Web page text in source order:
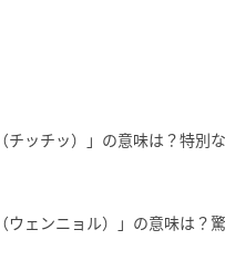
チッチッ）」の意味は？特別
ウェンニョル）」の意味は？